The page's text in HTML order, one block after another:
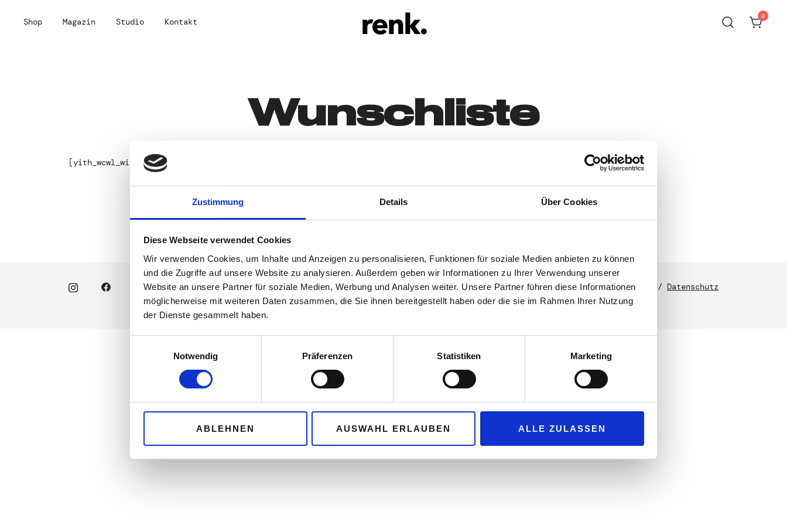
Zustimmung Details Über Cookies
Diese Webseite verwendet Cookies
Wir verwenden Cookies, um Inhalte und Anzeigen zu personalisieren, Funktionen für soziale Medien anbieten zu können
und die Zugriffe auf unsere Website zu analysieren. Außerdem geben wir Informationen zu Ihrer Verwendung unserer
Website an unsere Partner für soziale Medien, Werbung und Analysen weiter. Unsere Partner führen diese Informationen
möglicherweise mit weiteren Daten zusammen, die Sie ihnen bereitgestellt haben oder die sie im Rahmen Ihrer Nutzung
der Dienste gesammelt haben.
Notwendig
Präferenzen Statistiken Marketing
ABLEHNEN AUSWAHL ERLAUBEN ALLE ZULASSEN
Shop Magazin Studio Kontakt
0
Wunschliste
[yith_wcwl_wishlist]
© 2026RENK.STUDIO/Impressum / Datenschutz